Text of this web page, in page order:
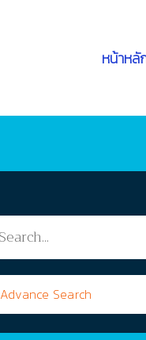
หน้าหลั
Advance Search